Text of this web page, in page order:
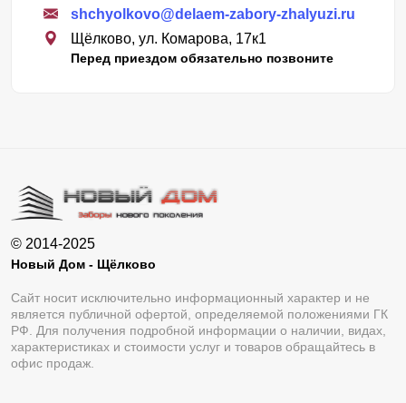
shchyolkovo@delaem-zabory-zhalyuzi.ru
Щёлково, ул. Комарова, 17к1
Перед приездом обязательно позвоните
© 2014-2025
Новый Дом - Щёлково
Сайт носит исключительно информационный характер и не
является публичной офертой, определяемой положениями ГК
РФ. Для получения подробной информации о наличии, видах,
характеристиках и стоимости услуг и товаров обращайтесь в
офис продаж.